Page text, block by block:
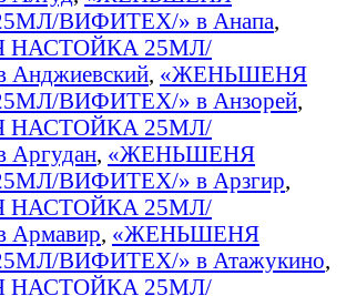
ВИФИТЕХ/» в Анапа,
НАСТОЙКА 25МЛ/
, «ЖЕНЬШЕНЯ
ВИФИТЕХ/» в Анзорей,
НАСТОЙКА 25МЛ/
, «ЖЕНЬШЕНЯ
ВИФИТЕХ/» в Арзгир,
НАСТОЙКА 25МЛ/
, «ЖЕНЬШЕНЯ
ВИФИТЕХ/» в Атажукино,
НАСТОЙКА 25МЛ/